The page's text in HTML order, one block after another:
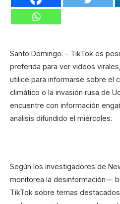
Santo Domingo. – TikTok es
preferida para ver videos
utilice para informarse sobre el
climático o la invasión rusa de
encuentre con información
análisis difundido el miércoles.
Según los investigadores de
monitorea la desinformación—
TikTok sobre temas